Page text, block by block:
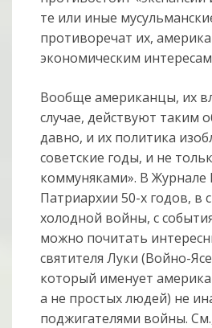
те или иные
противоречат их,
экономическим
Вообще американцы, их
случае, действуют таким
давно, и их политика
советские годы, и не
коммуняками». В Журнале
Патриархии 50-х годов, в
холодной войны, с
можно почитать
святителя Луки (Войно-
который именует
а не простых людей) не
поджигателями войны.